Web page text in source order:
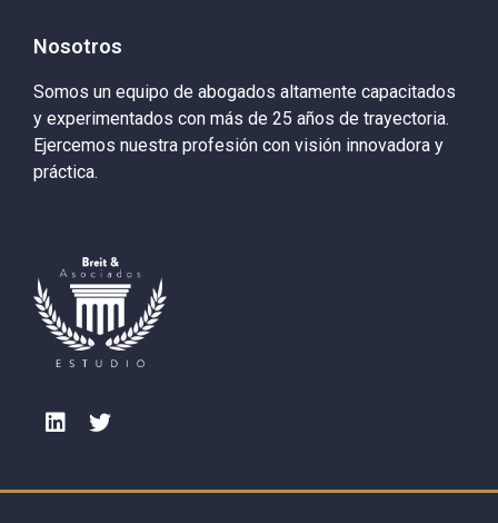
Nosotros
Somos un equipo de abogados altamente capacitados
y experimentados con más de 25 años de trayectoria.
Ejercemos nuestra profesión con visión innovadora y
práctica.